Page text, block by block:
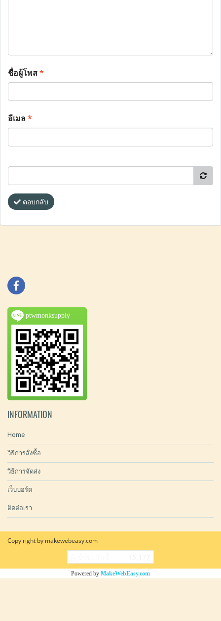
ชื่อผู้โพส*
อีเมล*
ตอบกลับ
ptwmonksupply
INFORMATION
Home
วิธีการสั่งซื้อ
วิธีการจัดส่ง
เว็บบอร์ด
ติดต่อเรา
Copy right by makewebeasy.com
Powered by MakeWebEasy.com